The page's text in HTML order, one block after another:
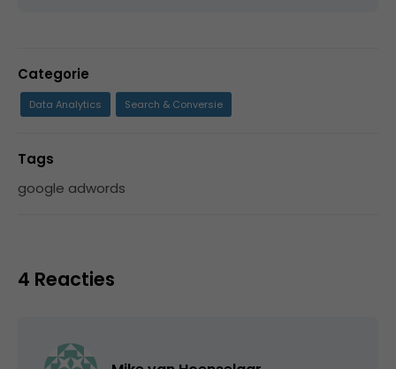
Categorie
Data Analytics Search & Conversie
Tags
google adwords
4 Reacties